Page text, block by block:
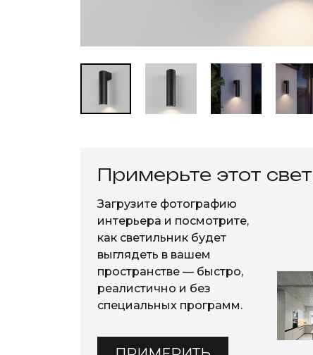
Примерьте этот
Загрузите фотографию
интерьера и посмотрите,
как светильник будет
выглядеть в вашем
пространстве — быстро,
реалистично и без
специальных программ.